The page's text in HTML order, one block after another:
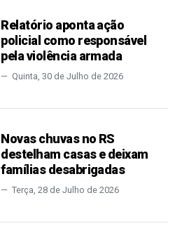
Relatório aponta ação
policial como responsável
pela violência armada
Quinta, 30 de Julho de 2026
Novas chuvas no RS
destelham casas e deixam
famílias desabrigadas
Terça, 28 de Julho de 2026